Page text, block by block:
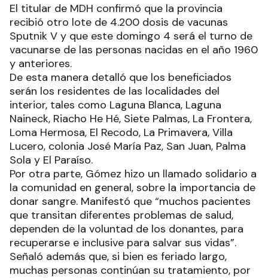
El titular de MDH confirmó que la provincia
recibió otro lote de 4.200 dosis de vacunas
Sputnik V y que este domingo 4 será el turno de
vacunarse de las personas nacidas en el año 1960
y anteriores.
De esta manera detalló que los beneficiados
serán los residentes de las localidades del
interior, tales como Laguna Blanca, Laguna
Naineck, Riacho He Hé, Siete Palmas, La Frontera,
Loma Hermosa, El Recodo, La Primavera, Villa
Lucero, colonia José María Paz, San Juan, Palma
Sola y El Paraíso.
Por otra parte, Gómez hizo un llamado solidario a
la comunidad en general, sobre la importancia de
donar sangre. Manifestó que “muchos pacientes
que transitan diferentes problemas de salud,
dependen de la voluntad de los donantes, para
recuperarse e inclusive para salvar sus vidas”.
Señaló además que, si bien es feriado largo,
muchas personas continúan su tratamiento, por